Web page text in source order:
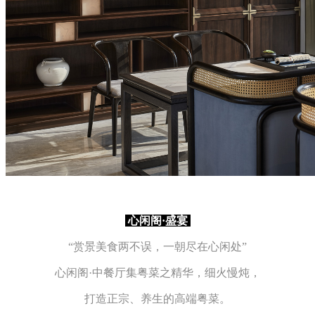
心闲阁·盛宴
“赏景美食两不误， 一朝尽在心闲处”
心闲阁·中餐厅集粤菜之精华，细火慢炖，
打造正宗 、养生的高端粤菜。